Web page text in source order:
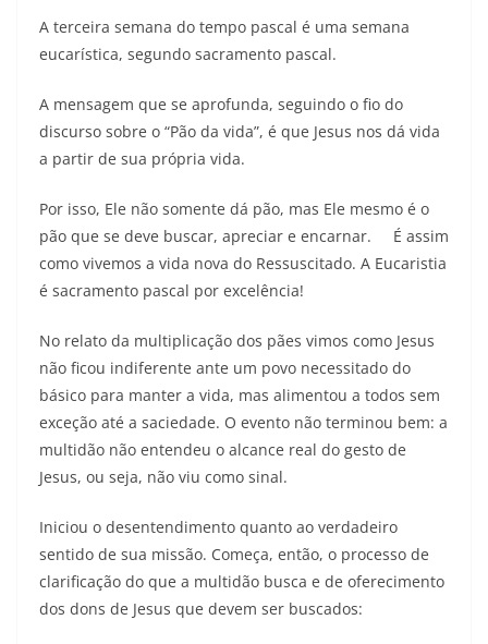
A terceira semana do tempo pascal é uma semana
eucarística, segundo sacramento pascal.
A mensagem que se aprofunda, seguindo o fio do
discurso sobre o “Pão da vida”, é que Jesus nos dá vida
a partir de sua própria vida.
Por isso, Ele não somente dá pão, mas Ele mesmo é o
pão que se deve buscar, apreciar e encarnar. É assim
como vivemos a vida nova do Ressuscitado. A Eucaristia
é sacramento pascal por excelência!
No relato da multiplicação dos pães vimos como Jesus
não ficou indiferente ante um povo necessitado do
básico para manter a vida, mas alimentou a todos sem
exceção até a saciedade. O evento não terminou bem: a
multidão não entendeu o alcance real do gesto de
Jesus, ou seja, não viu como sinal.
Iniciou o desentendimento quanto ao verdadeiro
sentido de sua missão. Começa, então, o processo de
clarificação do que a multidão busca e de oferecimento
dos dons de Jesus que devem ser buscados: